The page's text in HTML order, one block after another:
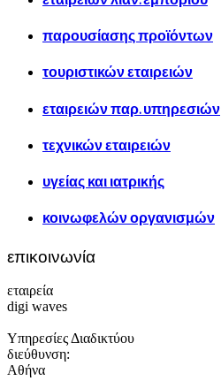
παρουσίασης προϊόντων
τουριστικών εταιρειών
εταιρειών παρ. υπηρεσιών
τεχνικών εταιρειών
υγείας και ιατρικής
κοινωφελών οργανισμών
επικοινωνία
εταιρεία
digi waves
Υπηρεσίες Διαδικτύου
διεύθυνση:
Αθήνα